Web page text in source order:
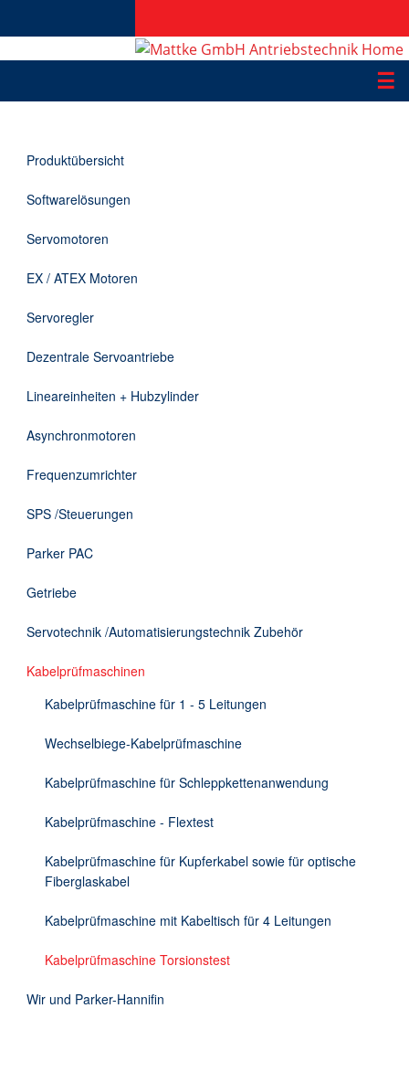
☰
Applikationen
Informationen
Downloads
Kontakt
Produktübersicht
Softwarelösungen
Servomotoren
EX / ATEX Motoren
Servoregler
Dezentrale Servoantriebe
Lineareinheiten + Hubzylinder
Asynchronmotoren
Frequenzumrichter
SPS /Steuerungen
Parker PAC
Getriebe
Servotechnik /Automatisierungstechnik Zubehör
Kabelprüfmaschinen
Kabelprüfmaschine für 1 - 5 Leitungen
Wechselbiege-Kabelprüfmaschine
Kabelprüfmaschine für Schleppkettenanwendung
Kabelprüfmaschine - Flextest
Kabelprüfmaschine für Kupferkabel sowie für optische
Fiberglaskabel
Kabelprüfmaschine mit Kabeltisch für 4 Leitungen
Kabelprüfmaschine Torsionstest
Wir und Parker-Hannifin